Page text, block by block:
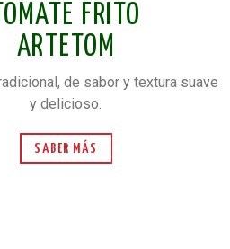
TOMATE FRITO
ARTETOM
de sabor y textura suave
y delicioso.
SABER MÁS